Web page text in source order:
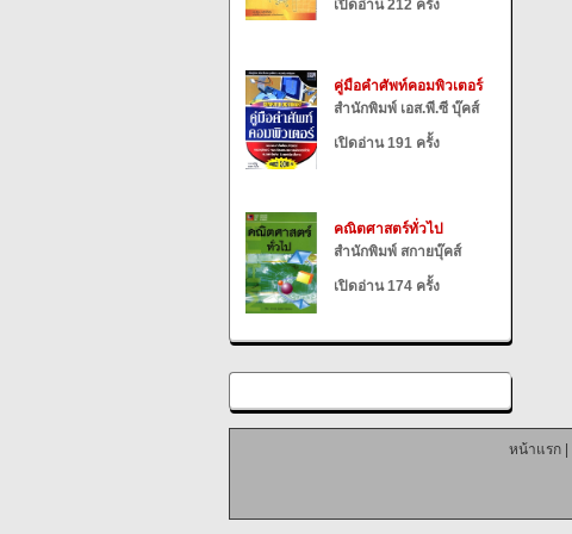
เปิดอ่าน 212 ครั้ง
คู่มือคำศัพท์คอมพิวเตอร์
สำนักพิมพ์ เอส.พี.ซี บุ๊คส์
เปิดอ่าน 191 ครั้ง
คณิตศาสตร์ทั่วไป
สำนักพิมพ์ สกายบุ๊คส์
เปิดอ่าน 174 ครั้ง
หน้าแรก|